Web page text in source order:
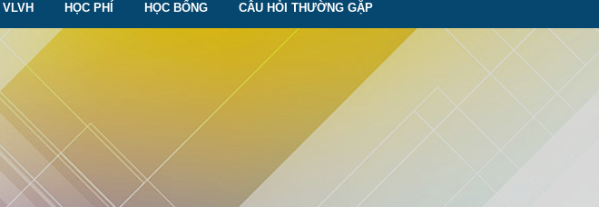
VLVH HỌC PHÍ HỌC BỔNG CÂU HỎI THƯỜNG GẶP